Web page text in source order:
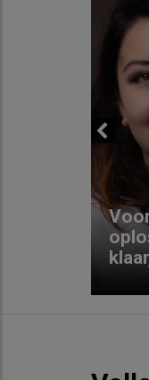
Previous